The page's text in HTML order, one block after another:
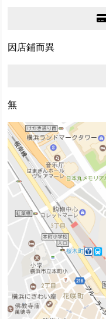
因店鋪而異
無